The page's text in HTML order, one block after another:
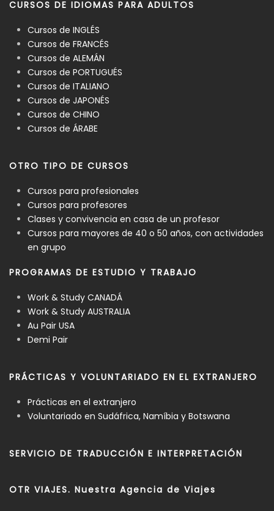
CURSOS DE IDIOMAS PARA ADULTOS
Cursos de INGLÉS
Cursos de FRANCÉS
Cursos de ALEMÁN
Cursos de PORTUGUÉS
Cursos de ITALIANO
Cursos de JAPONÉS
Cursos de CHINO
Cursos de ÁRABE
OTRO TIPO DE CURSOS
Cursos para profesionales
Cursos para profesores
Clases y convivencia en casa de un profesor
Cursos para mayores de 40 o 50 años, con actividades
en grupo
PROGRAMAS DE ESTUDIO Y TRABAJO
Work & Study CANADÁ
Work & Study AUSTRALIA
Au Pair USA
Demi Pair
PRÁCTICAS Y VOLUNTARIADO EN EL EXTRANJERO
Prácticas en el extranjero
Voluntariado en Sudáfrica, Namíbia y Botswana
SERVICIO DE TRADUCCIÓN E INTERPRETACIÓN
OTR VIAJES. Nuestra Agencia de Viajes